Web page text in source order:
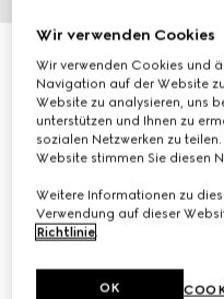
Gucci Interlocking
CHF 680
Wir verwenden Cookies
Wir verwenden Cookies und
Navigation auf der Website
Website zu analysieren, uns
unterstützen und Ihnen zu
sozialen Netzwerken zu
Website stimmen Sie diesen
Weitere Informationen zu
Verwendung auf dieser
Richtlinie.
OK